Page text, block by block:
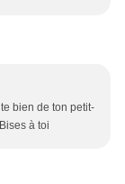
bien de ton petit-
à toi